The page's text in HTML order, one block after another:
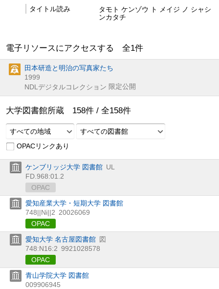
タイトル読み
タモト ケンゾウ ト メイジ ノ シャシ
ンカタチ
電子リソースにアクセスする 全1件
田本研造と明治の写真家たち
1999
NDLデジタルコレクション 限定公開
大学図書館所蔵 158件 / 全158件
すべての地域
すべての図書館
OPACリンクあり
ケンブリッジ大学 図書館 UL
FD.968:01.2
OPAC
愛知産業大学・短期大学 図書館
748||Ni||2 20026069
OPAC
愛知大学 名古屋図書館 図
748:N16:2 9921028578
OPAC
青山学院大学 図書館
009906945